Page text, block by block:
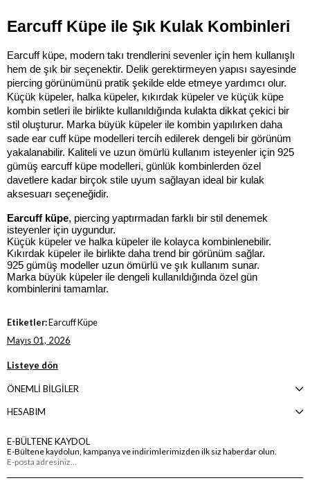
Earcuff Küpe ile Şık Kulak Kombinleri
Earcuff küpe, modern takı trendlerini sevenler için hem kullanışlı
hem de şık bir seçenektir. Delik gerektirmeyen yapısı sayesinde
piercing görünümünü pratik şekilde elde etmeye yardımcı olur.
Küçük küpeler, halka küpeler, kıkırdak küpeler ve küçük küpe
kombin setleri ile birlikte kullanıldığında kulakta dikkat çekici bir
stil oluşturur. Marka büyük küpeler ile kombin yapılırken daha
sade ear cuff küpe modelleri tercih edilerek dengeli bir görünüm
yakalanabilir. Kaliteli ve uzun ömürlü kullanım isteyenler için 925
gümüş earcuff küpe modelleri, günlük kombinlerden özel
davetlere kadar birçok stile uyum sağlayan ideal bir kulak
aksesuarı seçeneğidir.
Earcuff küpe, piercing yaptırmadan farklı bir stil denemek
isteyenler için uygundur.
Küçük küpeler ve halka küpeler ile kolayca kombinlenebilir.
Kıkırdak küpeler ile birlikte daha trend bir görünüm sağlar.
925 gümüş modeller uzun ömürlü ve şık kullanım sunar.
Marka büyük küpeler ile dengeli kullanıldığında özel gün
kombinlerini tamamlar.
Etiketler:Earcuff Küpe
Mayıs 01, 2026
Listeye dön
ÖNEMLİ BİLGİLER
HESABIM
E-BÜLTENE KAYDOL
E-Bültene kaydolun, kampanya ve indirimlerimizden ilk siz haberdar olun.